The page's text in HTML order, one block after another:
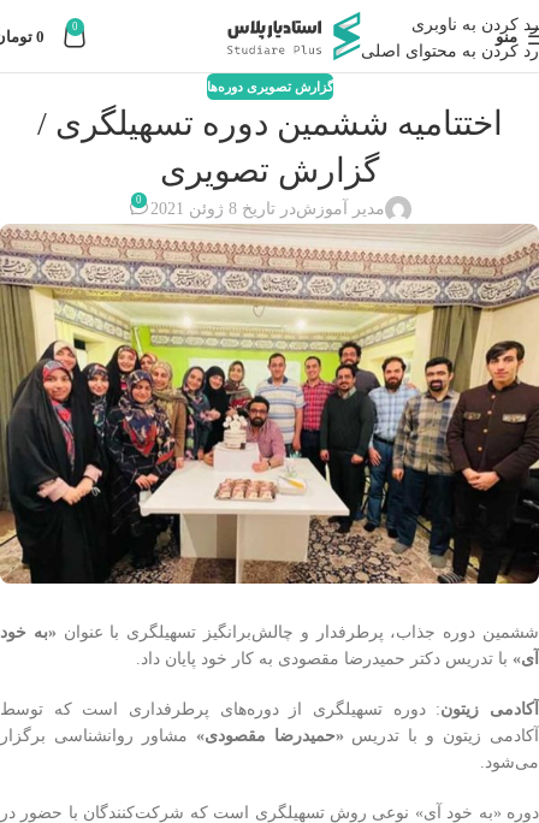
رد کردن به ناوبری
رد کردن به محتوای اصلی
منو
0
0
گزارش تصویری دوره‌ها
اختتامیه ششمین دوره تسهیلگری /
گزارش تصویری
مدیر آموزشدر تاریخ 8 ژوئن 2021 0
ششمین دوره جذاب، پرطرفدار و چالش‌برانگیز تسهیلگری با عنوان«به خود
آی» با تدریس دکتر حمیدرضا مقصودی به کار خود پایان داد.
آکادمی زیتون: دوره تسهیلگری از دوره‌های پرطرفداری است که توسط
آکادمی زیتون و با تدریس«حمیدرضا مقصودی» مشاور روانشناسی برگزار
می‌شود
دوره «به خود آی» نوعی روش تسهیلگری است که شرکت‌کنندگان با حضور در